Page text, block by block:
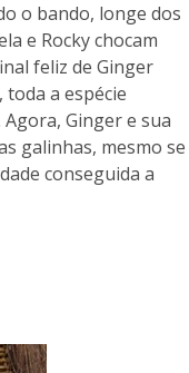
o bando, longe dos
e Rocky chocam
feliz de Ginger
a espécie
Ginger e sua
galinhas, mesmo se
conseguida a